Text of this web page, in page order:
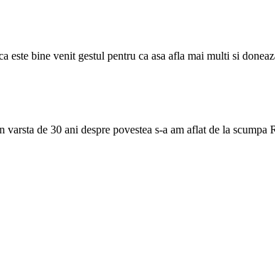
este bine venit gestul pentru ca asa afla mai multi si
de 30 ani despre povestea s-a am aflat de la